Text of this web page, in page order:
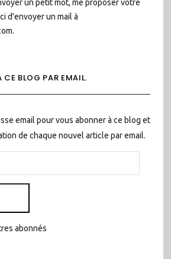
un petit mot, me proposer votre
d'envoyer un mail à
BLOG PAR EMAIL.
email pour vous abonner à ce blog et
de chaque nouvel article par email.
abonnés